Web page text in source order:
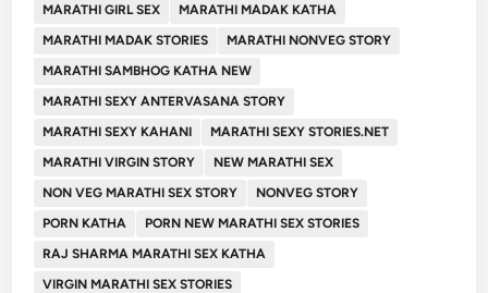
MARATHI GIRL SEX
MARATHI MADAK KATHA
MARATHI MADAK STORIES
MARATHI NONVEG STORY
MARATHI SAMBHOG KATHA NEW
MARATHI SEXY ANTERVASANA STORY
MARATHI SEXY KAHANI
MARATHI SEXY STORIES.NET
MARATHI VIRGIN STORY
NEW MARATHI SEX
NON VEG MARATHI SEX STORY
NONVEG STORY
PORN KATHA
PORN NEW MARATHI SEX STORIES
RAJ SHARMA MARATHI SEX KATHA
VIRGIN MARATHI SEX STORIES